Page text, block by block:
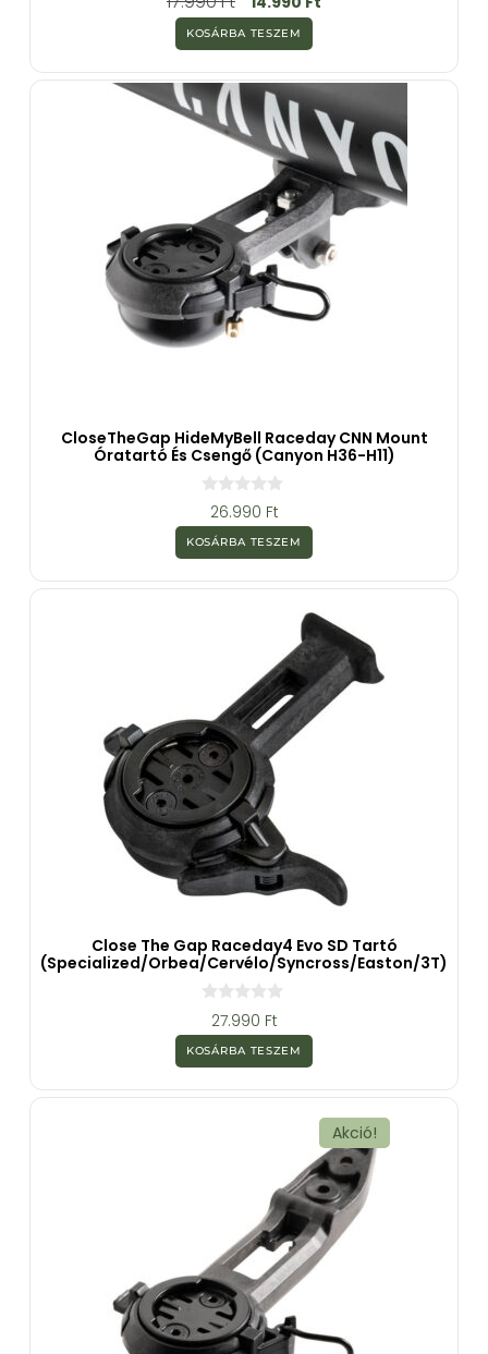
a
5
-
b
ő
l
KOSÁRBA TESZEM
CloseTheGap HideMyBell Raceday CNN Mount
Óratartó És Csengő (Canyon H36-H11)
z
5
b
26.990 Ft
KOSÁRBA TESZEM
Close The Gap Raceday4 Evo SD Tartó
(Specialized/Orbea/Cervélo/Syncross/Easton/3T)
z
5
b
27.990 Ft
KOSÁRBA TESZEM
Akció!